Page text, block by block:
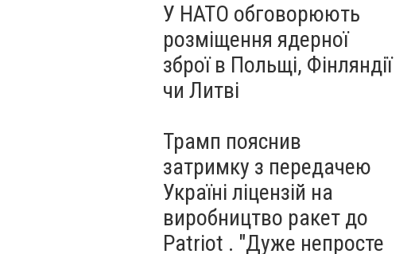
У НАТО обговорюють
розміщення ядерної
зброї в Польщі, Фінляндії
чи Литві
Трамп пояснив
затримку з передачею
Україні ліцензій на
виробництво ракет до
Patriot . "Дуже непросте